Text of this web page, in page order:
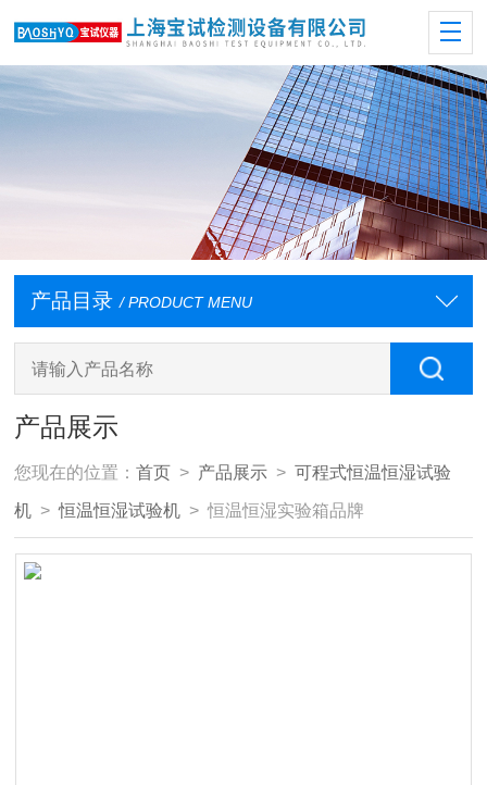
产品目录 / PRODUCT MENU
产品展示
您现在的位置：首页 > 产品展示 >可程式恒温恒湿试验
机 >恒温恒湿试验机 > 恒温恒湿实验箱品牌